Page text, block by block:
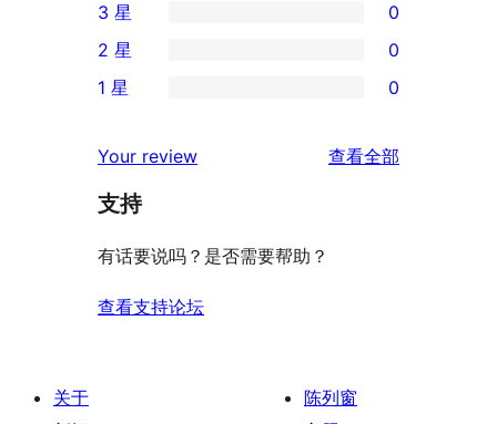
5
星
评
条
4
星
价
0
条
3
评
价
3 星 0
条
星
评
2 星 0
1
星
价
1 星 0
Your review 查看全部
支持
有话要说吗？是否需要帮助？
查看支持论坛
关于
陈列窗